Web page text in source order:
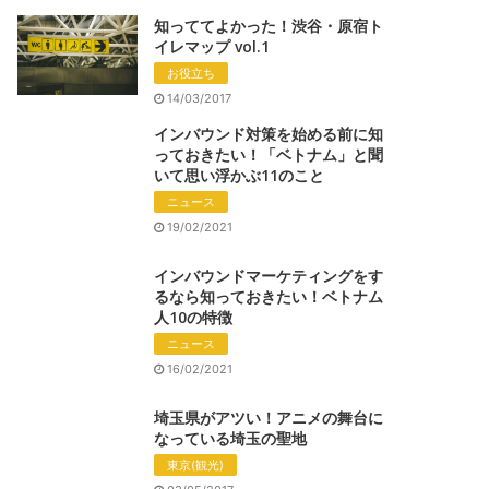
知っててよかった！渋谷・原宿ト
イレマップ vol.1
お役立ち
14/03/2017
インバウンド対策を始める前に知
っておきたい！「ベトナム」と聞
いて思い浮かぶ11のこと
ニュース
19/02/2021
インバウンドマーケティングをす
るなら知っておきたい！ベトナム
人10の特徴
ニュース
16/02/2021
埼玉県がアツい！アニメの舞台に
なっている埼玉の聖地
東京(観光)